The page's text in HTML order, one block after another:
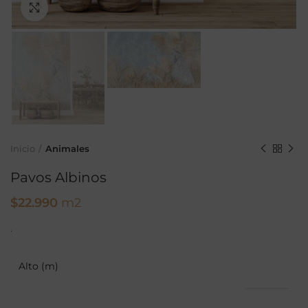
Ampliar
Inicio Animales
Pavos Albinos
$22.990 m2
.
Alto (m)